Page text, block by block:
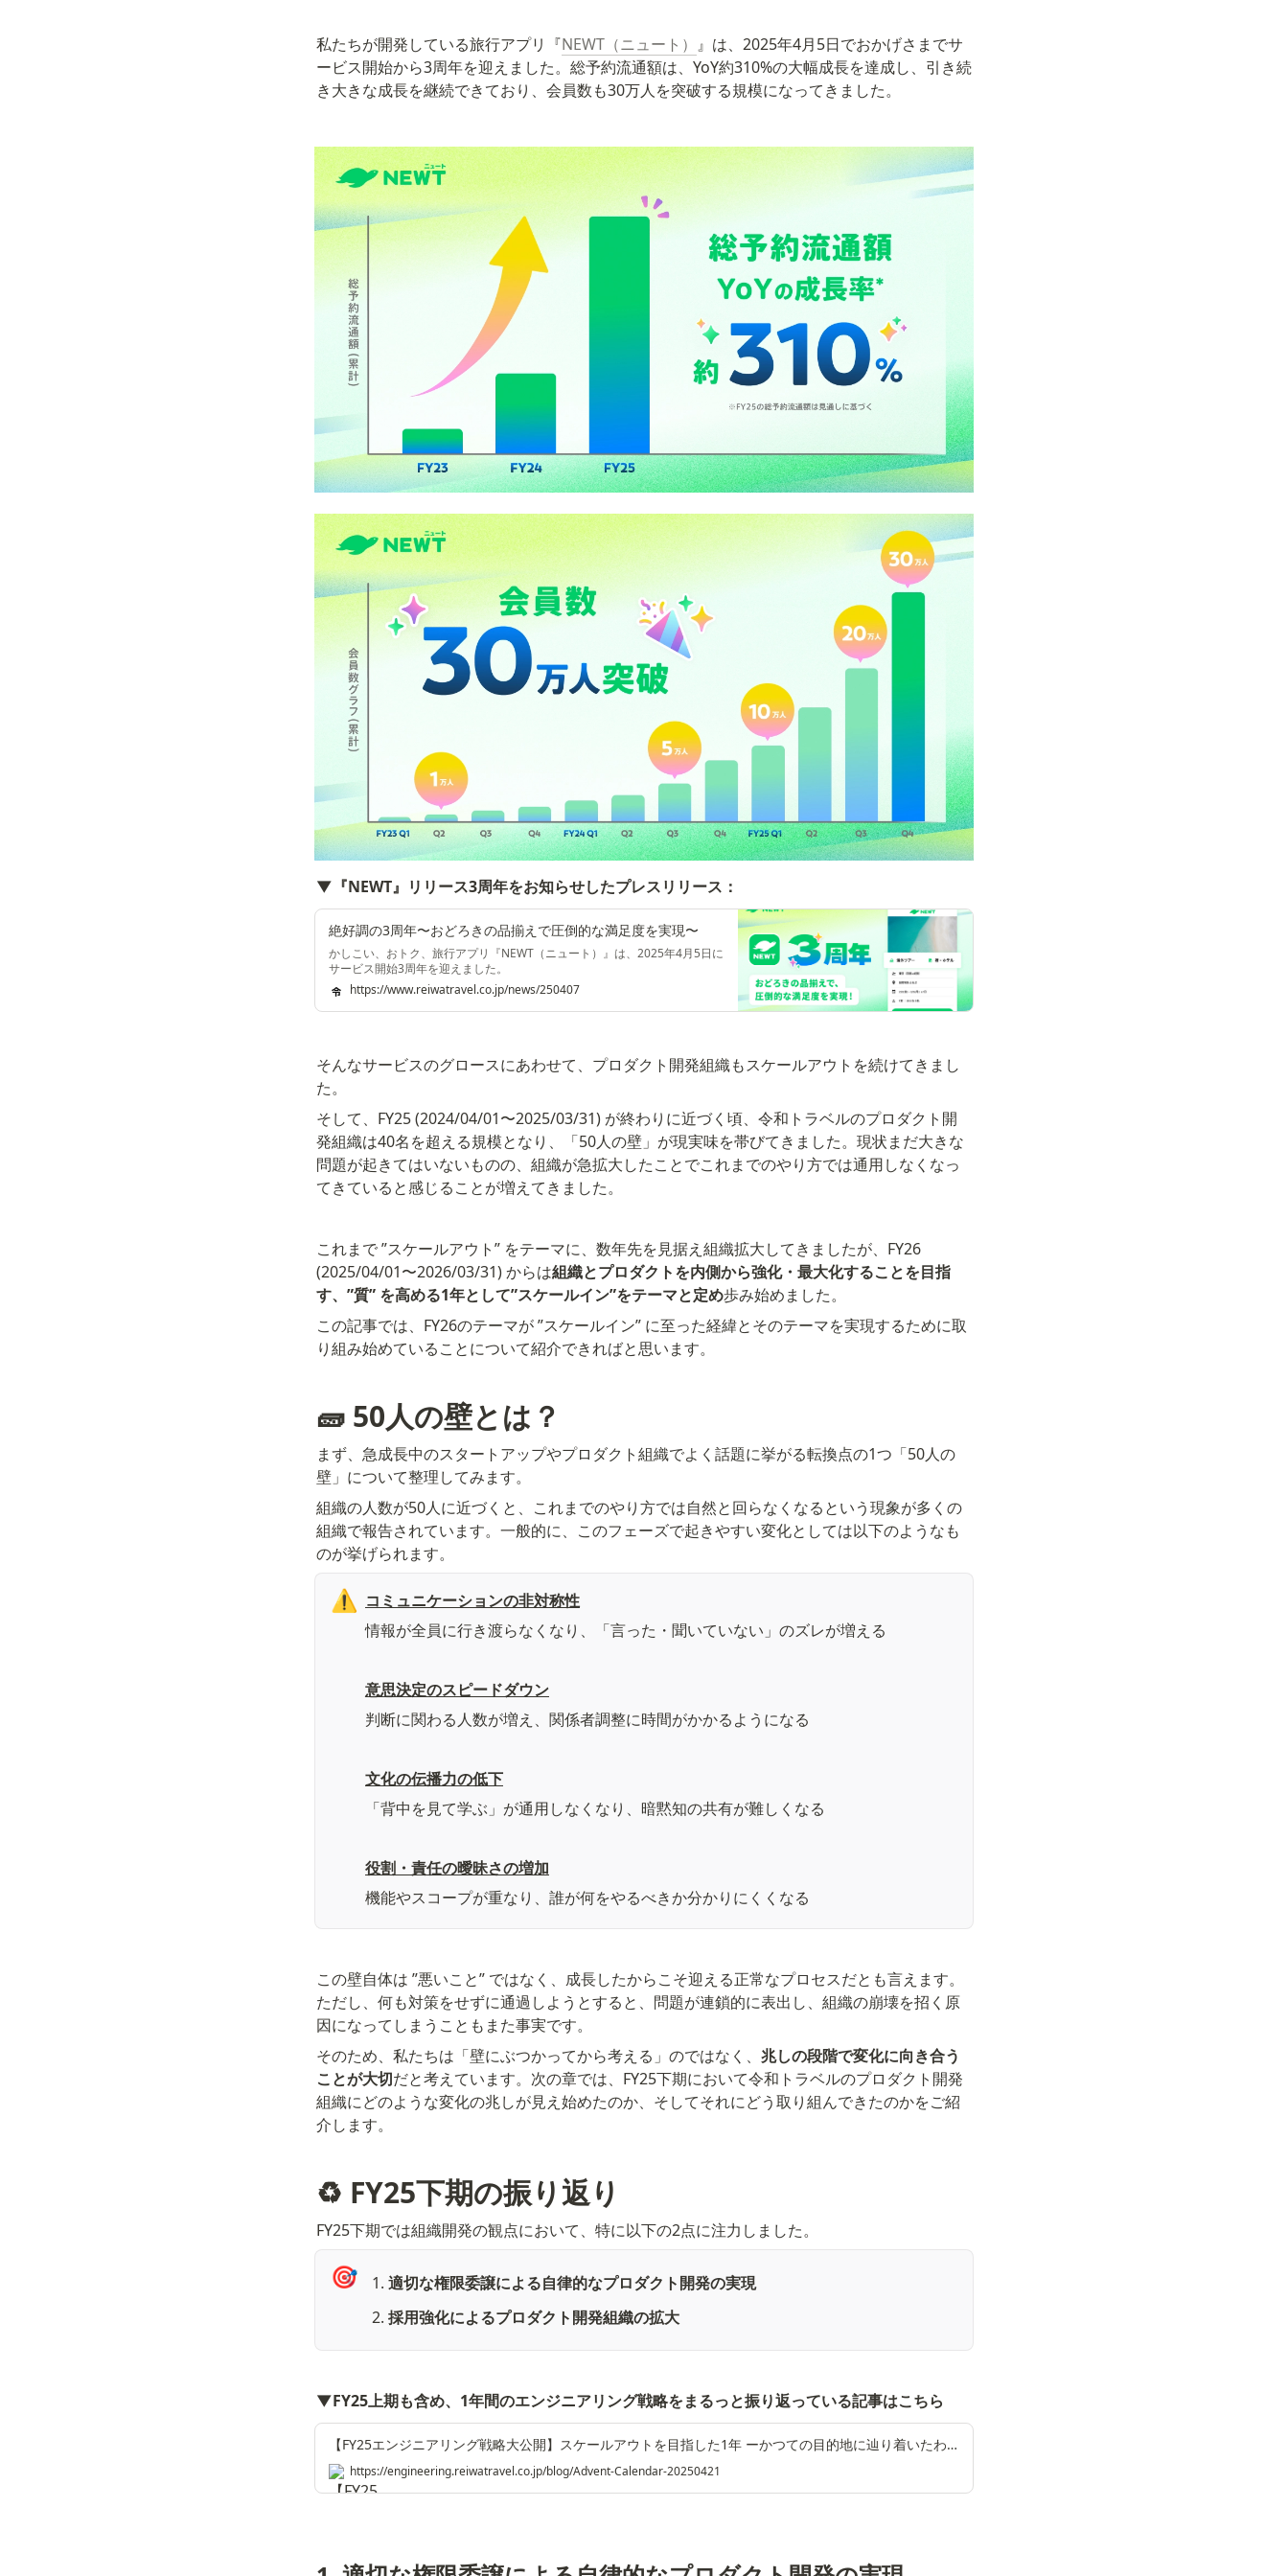
私たちが開発している旅行アプリ『NEWT（ニュート） 』は、2025年4月5日でおかげさまでサ
ービス開始から3周年を迎えました。総予約流通額は、YoY約310%の大幅成長を達成し、引き続
き大きな成長を継続できており、会員数も30万人を突破する規模になってきました。
▼『NEWT』リリース3周年をお知らせしたプレスリリース：
絶好調の3周年〜おどろきの品揃えで圧倒的な満足度を実現〜
かしこい、おトク、旅行アプリ『NEWT（ニュート）』は、2025年4月5日に
サービス開始3周年を迎えました。
https://www.reiwatravel.co.jp/news/250407
そんなサービスのグロースにあわせて、プロダクト開発組織もスケールアウトを続けてきまし
た。
そして、FY25 (2024/04/01〜2025/03/31) が終わりに近づく頃、令和トラベルのプロダクト開
発組織は40名を超える規模となり、「50人の壁」が現実味を帯びてきました。現状まだ大きな
問題が起きてはいないものの、組織が急拡大したことでこれまでのやり方では通用しなくなっ
てきていると感じることが増えてきました。
これまで ”スケールアウト” をテーマに、数年先を見据え組織拡大してきましたが、FY26
(2025/04/01〜2026/03/31) からは組織とプロダクトを内側から強化・最大化することを目指
す、”質” を高める1年として”スケールイン”をテーマと定め歩み始めました。
この記事では、FY26のテーマが ”スケールイン” に至った経緯とそのテーマを実現するために取
り組み始めていることについて紹介できればと思います。
🧱 50人の壁とは？
まず、急成長中のスタートアップやプロダクト組織でよく話題に挙がる転換点の1つ「50人の
壁」について整理してみます。
組織の人数が50人に近づくと、これまでのやり方では自然と回らなくなるという現象が多くの
組織で報告されています。一般的に、このフェーズで起きやすい変化としては以下のようなも
のが挙げられます。
⚠️ コミュニケーションの非対称性
情報が全員に行き渡らなくなり、「言った・聞いていない」のズレが増える
意思決定のスピードダウン
判断に関わる人数が増え、関係者調整に時間がかかるようになる
文化の伝播力の低下
「背中を見て学ぶ」が通用しなくなり、暗黙知の共有が難しくなる
役割・責任の曖昧さの増加
機能やスコープが重なり、誰が何をやるべきか分かりにくくなる
この壁自体は ”悪いこと” ではなく、成長したからこそ迎える正常なプロセスだとも言えます。
ただし、何も対策をせずに通過しようとすると、問題が連鎖的に表出し、組織の崩壊を招く原
因になってしまうこともまた事実です。
そのため、私たちは「壁にぶつかってから考える」のではなく、 兆しの段階で変化に向き合う
ことが大切だと考えています。次の章では、FY25下期において令和トラベルのプロダクト開発
組織にどのような変化の兆しが見え始めたのか、そしてそれにどう取り組んできたのかをご紹
介します。
♻️ FY25下期の振り返り
FY25下期では組織開発の観点において、特に以下の2点に注力しました。
🎯
適切な権限委譲による自律的なプロダクト開発の実現
採用強化によるプロダクト開発組織の拡大
▼FY25上期も含め、1年間のエンジニアリング戦略をまるっと振り返っている記事はこちら
【FY25エンジニアリング戦略大公開】スケールアウトを目指した1年 ーかつての目的地に辿り着いたわたしたちの軌跡 | 令和トラベル Engineering Blog
https://engineering.reiwatravel.co.jp/blog/Advent-Calendar-20250421